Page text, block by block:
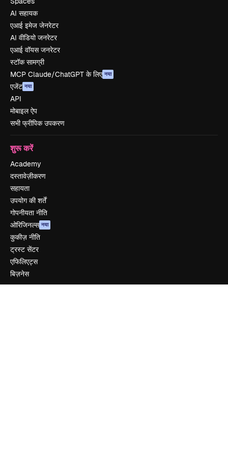
AI सहायक
एआई इमेज जेनरेटर
AI वीडियो जनरेटर
एआई वॉयस जनरेटर
स्टॉक सामग्री
MCP Claude/ChatGPT के लिए नया
एजेंट नया
API
मोबाइल ऐप
सभी फ्रीपिक उपकरण
शुरू करें
Academy
दस्तावेज़ीकरण
सहायता
उपयोग की शर्तें
गोपनीयता नीति
ओरिजिनल्स नया
कुकीज़ नीति
ट्रस्ट सेंटर
एफिलिएट्स
बिज़नेस